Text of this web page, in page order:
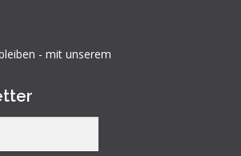
- mit unserem